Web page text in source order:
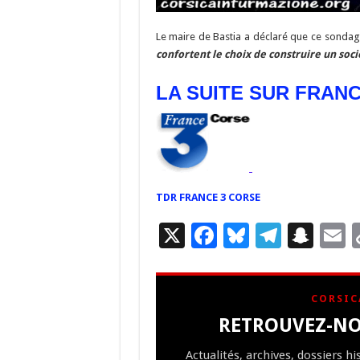
Le maire de Bastia a déclaré que ce
confortent le choix de construire un
LA SUITE SUR
TDR FRANCE 3 CORSE
X F
b
o
Bl
ky
T
gr
a
S
a
p
c
E
l
RETROUVEZ-
Actualités, archives, dossiers